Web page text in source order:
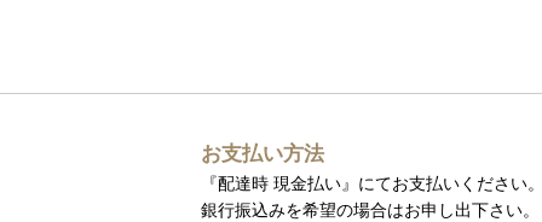
お支払い方法
『配達時 現金払い』にてお支払いください
銀行振込みを希望の場合はお申し出下さい。